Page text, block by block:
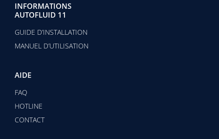
INFORMATIONS
AUTOFLUID 11
GUIDE D’INSTALLATION
MANUEL D’UTILISATION
AIDE
FAQ
HOTLINE
CONTACT